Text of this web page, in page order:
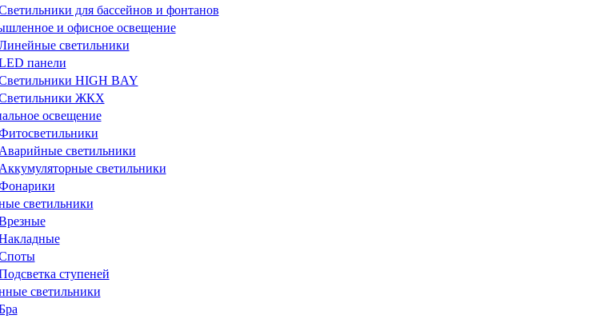
для бассейнов и фонтанов
и офисное освещение
светильники
панели
HIGH BAY
ЖКХ
освещение
светильники
Аккумуляторные светильники
светильники
ступеней
светильники